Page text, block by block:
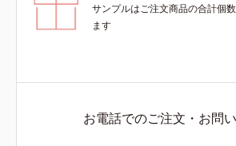
サンプルはご注文商品の合計個
ます
お電話でのご注文・お問